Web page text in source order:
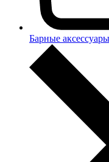
Барные аксессуары